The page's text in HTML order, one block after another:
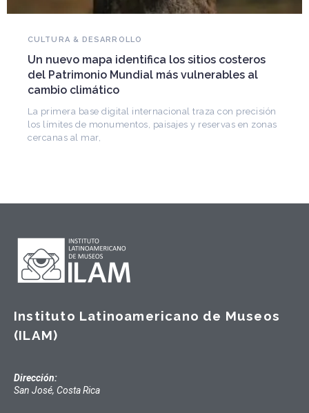
Falleció Ramón Gutiérrez, guardián del
patrimonio iberoamericano
Arquitecto, historiador e Investigador Superior del
CONICET, fundó el CEDODAL e impulsó los Seminarios
de Arquitectura Latinoamericana. Publicó más de
Instituto Latinoamericano de Museos
(ILAM)
Dirección:
San José, Costa Rica